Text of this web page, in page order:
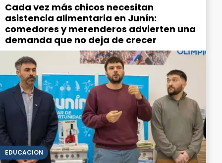
Cada vez más chicos necesitan
asistencia alimentaria en Junín:
comedores y merenderos advierten una
demanda que no deja de crecer
EDUCACIÓN